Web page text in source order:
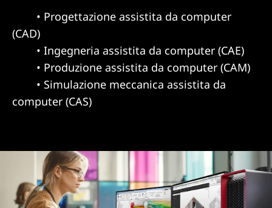
• Progettazione assistita da computer
(CAD)
• Ingegneria assistita da computer (CAE)
• Produzione assistita da computer (CAM)
• Simulazione meccanica assistita da
computer (CAS)